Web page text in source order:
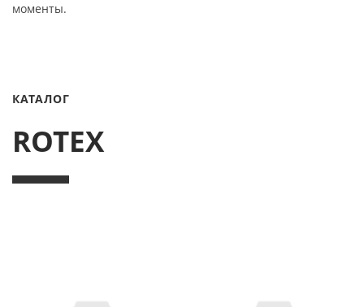
моменты.
КАТАЛОГ
ROTEX